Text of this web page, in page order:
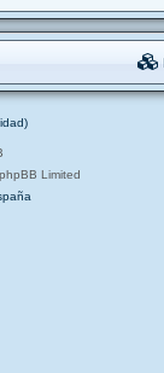
Limited